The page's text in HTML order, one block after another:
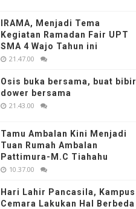
IRAMA, Menjadi Tema
Kegiatan Ramadan Fair UPT
SMA 4 Wajo Tahun ini
21.47.00
Osis buka bersama, buat bibir
dower bersama
21.43.00
Tamu Ambalan Kini Menjadi
Tuan Rumah Ambalan
Pattimura-M.C Tiahahu
10.37.00
Hari Lahir Pancasila, Kampus
Cemara Lakukan Hal Berbeda